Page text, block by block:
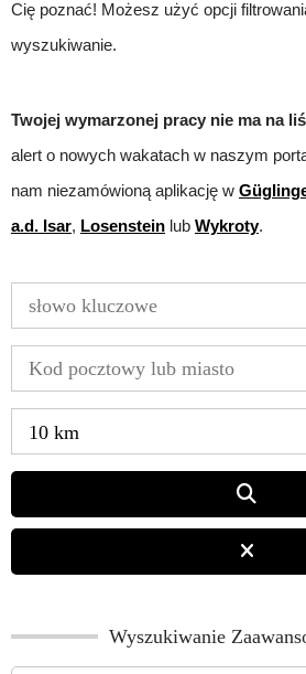
Oferty pracy
Cię poznać! Możesz użyć opcji
wyszukiwanie.
Twojej wymarzonej pracy nie ma na
alert o nowych wakatach w naszym
nam niezamówioną aplikację w
a.d. Isar, Losenstein lub Wykroty.
10 km
Wyszukiwanie